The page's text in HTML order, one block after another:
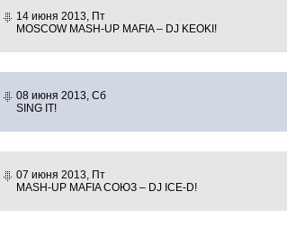
14 июня 2013, Пт
MOSCOW MASH-UP MAFIA – DJ KEOKI!
08 июня 2013, Сб
SING IT!
07 июня 2013, Пт
MASH-UP MAFIA СОЮЗ – DJ ICE-D!